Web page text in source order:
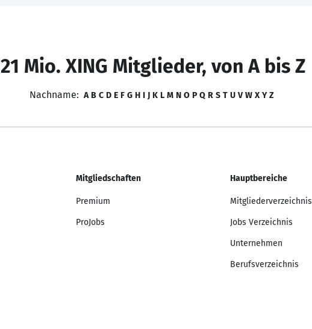
21 Mio. XING Mitglieder, von A bis Z
Nachname: A B C D E F G H I J K L M N O P Q R S T U V W X Y Z
Mitgliedschaften
Premium
ProJobs
Hauptbereiche
Mitgliederverzeichnis
Jobs Verzeichnis
Unternehmen
Berufsverzeichnis